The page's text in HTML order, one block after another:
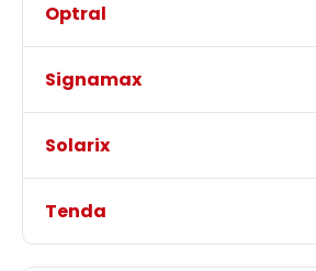
Optral
Signamax
Solarix
Tenda